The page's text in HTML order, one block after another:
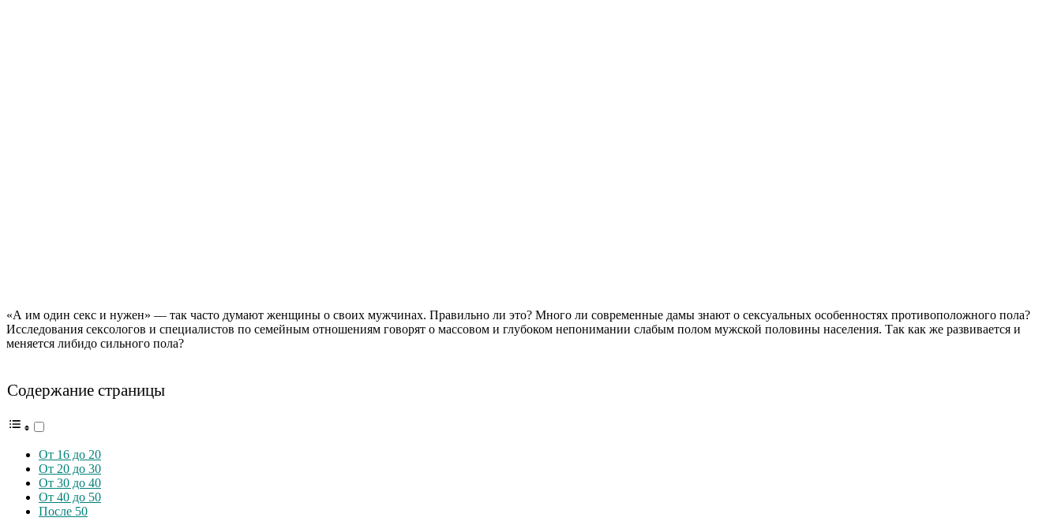
«А им один секс и нужен» — так часто думают женщины о своих мужчинах. Правильно ли это? Много ли современные дамы знают о сексуальных особенностях противоположного пола?
Исследования сексологов и специалистов по семейным отношениям говорят о массовом и глубоком непонимании слабым полом мужской половины населения. Так как же развивается и
меняется либидо сильного пола?
Содержание страницы
От 16 до 20
От 20 до 30
От 30 до 40
От 40 до 50
После 50